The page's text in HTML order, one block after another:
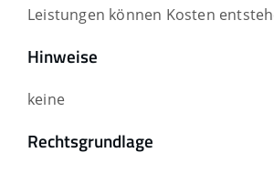
Leistungen können Kosten
Hinweise
keine
Rechtsgrundlage